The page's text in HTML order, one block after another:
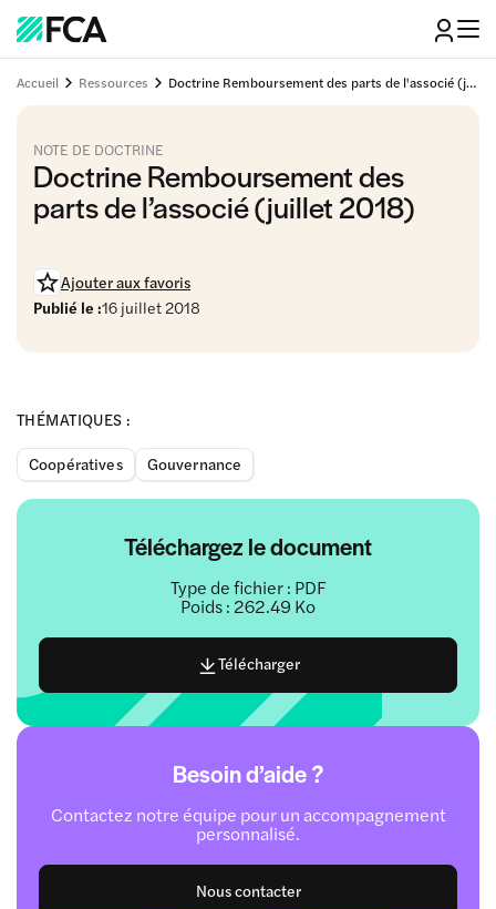
Accueil Ressources Doctrine Remboursement des parts de l'associé (juillet 2018)
NOTE DE DOCTRINE
Doctrine Remboursement des
parts de l’associé (juillet 2018)
Ajouter aux favoris
Publié le :16 juillet 2018
THÉMATIQUES :
Coopératives
Gouvernance
Téléchargez le document
Type de fichier : PDF
Poids : 262.49 Ko
Télécharger
Besoin d’aide ?
Contactez notre équipe pour un accompagnement
personnalisé.
Nous contacter